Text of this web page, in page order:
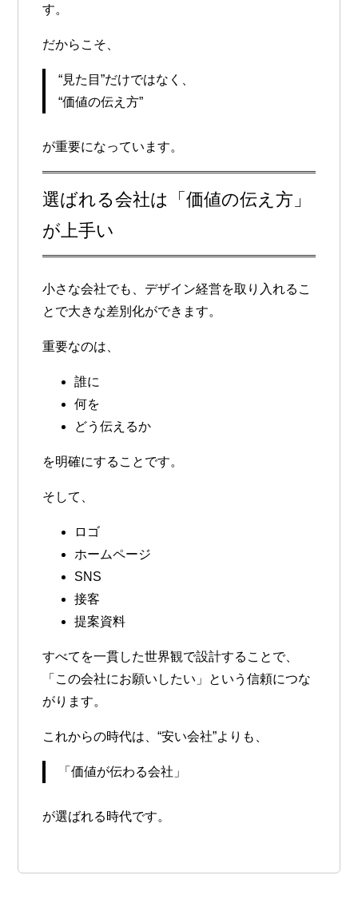
す。
だからこそ、
“見た目”だけではなく、
“価値の伝え方”
が重要になっています。
選ばれる会社は「価値の伝え方」
が上手い
小さな会社でも、デザイン経営を取り入れるこ
とで大きな差別化ができます。
重要なのは、
誰に
何を
どう伝えるか
を明確にすることです。
そして、
ロゴ
ホームページ
SNS
接客
提案資料
すべてを一貫した世界観で設計することで、
「この会社にお願いしたい」という信頼につな
がります。
これからの時代は、“安い会社”よりも、
「価値が伝わる会社」
が選ばれる時代です。